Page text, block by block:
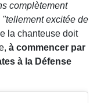
complètement
"tellement excitée de
la chanteuse doit
à commencer par
à la Défense